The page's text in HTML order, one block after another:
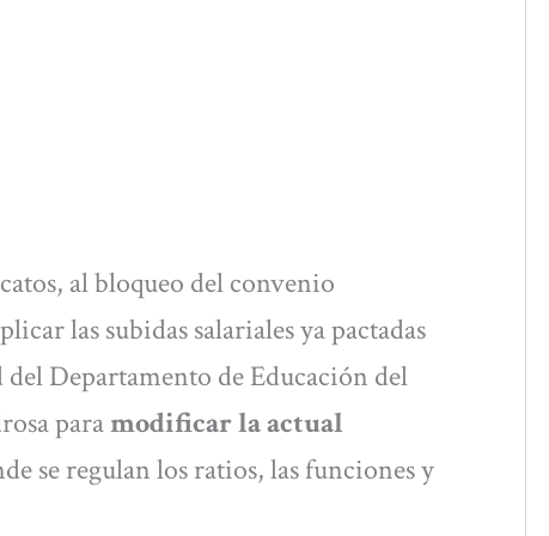
al bloqueo del convenio
las subidas salariales ya pactadas
Departamento de Educación del
paramodificar la actual
se regulan los ratios, las funciones y